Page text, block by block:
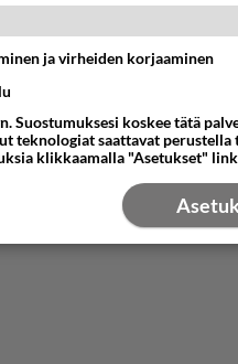
pidä maalaisille jättää.
ja virheiden korjaaminen
Suostumuksesi koskee tätä
teknologiat saattavat
klikkaamalla "Asetukset"